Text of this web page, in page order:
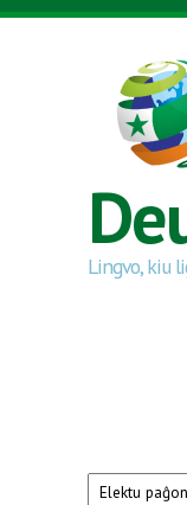
Direkt zum Inhalt
Lingvo, kiu